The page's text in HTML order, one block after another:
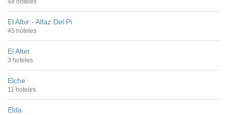
48 hoteles
El Albir - Alfaz Del Pi
45 hoteles
El Altet
3 hoteles
Elche
11 hoteles
Elda